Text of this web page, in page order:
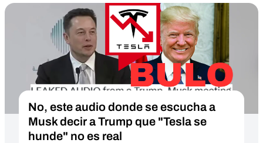
No, este audio donde se escucha a
Musk decir a Trump que "Tesla se
hunde" no es real